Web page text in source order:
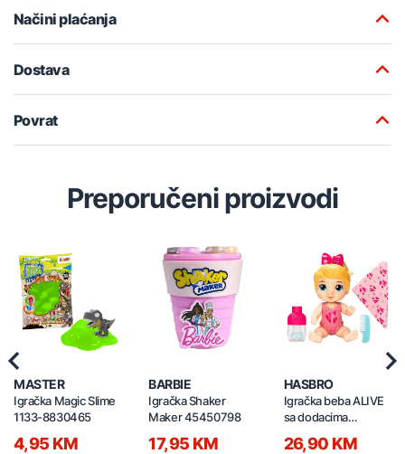
Načini plaćanja
Dostava
Povrat
Preporučeni proizvodi
MASTER
Igračka Magic Slime
1133-8830465
4,95 KM
BARBIE
Igračka Shaker
Maker 45450798
17,95 KM
HASBRO
Igračka beba ALIVE
sa dodacima
26,90 KM
Previous